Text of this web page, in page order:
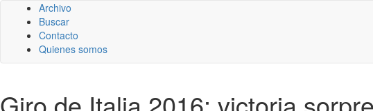
Archivo
Buscar
Contacto
Quienes somos